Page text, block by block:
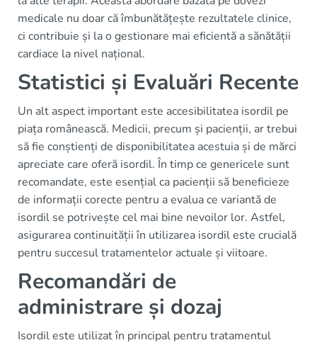
medicale nu doar că îmbunătățește rezultatele clinice,
ci contribuie și la o gestionare mai eficientă a sănătății
cardiace la nivel național.
Statistici și Evaluări Recente
Un alt aspect important este accesibilitatea isordil pe
piața românească. Medicii, precum și pacienții, ar trebui
să fie conștienți de disponibilitatea acestuia și de mărci
apreciate care oferă isordil. În timp ce genericele sunt
recomandate, este esențial ca pacienții să beneficieze
de informații corecte pentru a evalua ce variantă de
isordil se potrivește cel mai bine nevoilor lor. Astfel,
asigurarea continuității în utilizarea isordil este crucială
pentru succesul tratamentelor actuale și viitoare.
Recomandări de
administrare și dozaj
Isordil este utilizat în principal pentru tratamentul